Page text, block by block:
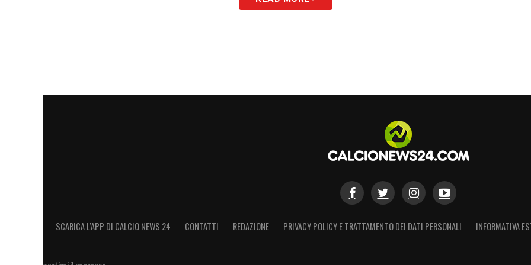
SCARICA L’APP DI CALCIO NEWS 24 CONTATTI REDAZIONE PRIVACY POLICY E TRATTAMENTO DEI DATI PERSONALI INFORMATIVA